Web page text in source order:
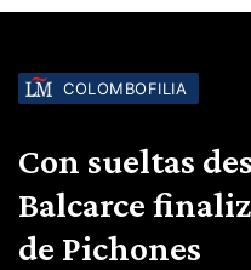
COLOMBOFILIA
Con sueltas
Balcarce
de Pichones